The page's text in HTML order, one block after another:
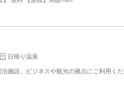
日帰り温泉